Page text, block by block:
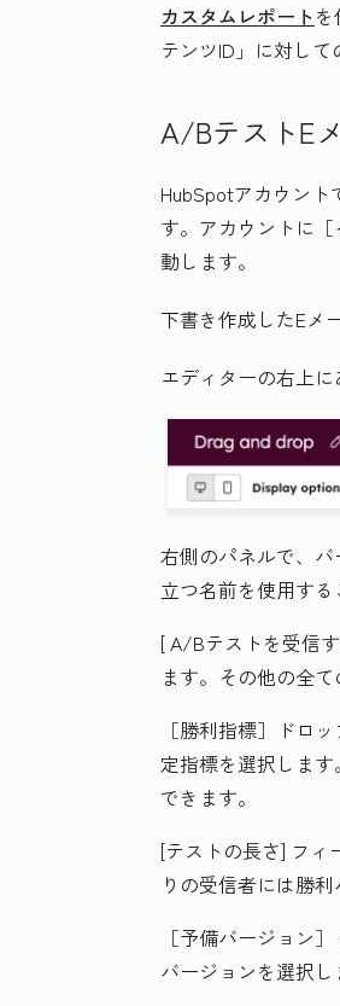
カスタムレポート
テンツID」 に対して
A/BテストE
HubSpotアカウント
す。アカウントに
動します。
下書き作成したEメ
エディターの右上に
右側のパネルで、
立つ名前を使用する
[A/Bテストを受信
ます。その他の全
［勝利指標］
ドロ
定指標を選択します
できます。
[テストの長さ] フィ
りの受信者には勝
［予備バージョン］
バージョンを選択し